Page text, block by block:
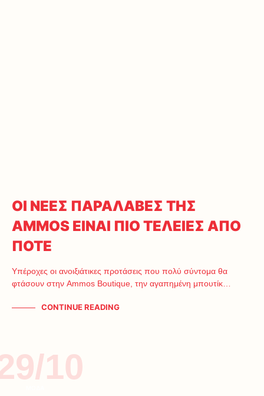
ΟΙ ΝΕΕΣ ΠΑΡΑΛΑΒΕΣ ΤΗΣ
AMMOS ΕΙΝΑΙ ΠΙΟ ΤΕΛΕΙΕΣ ΑΠΟ
ΠΟΤΕ
Υπέροχες οι ανοιξιάτικες προτάσεις που πολύ σύντομα θα
φτάσουν στην Ammos Boutique, την αγαπημένη μπουτίκ…
CONTINUE READING
10